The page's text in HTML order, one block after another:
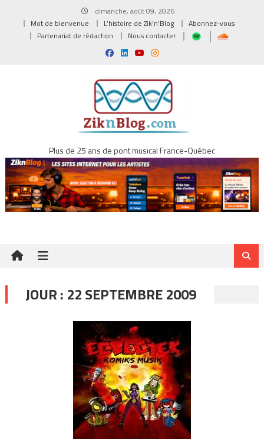
dimanche, août 09, 2026
Mot de bienvenue
L’histoire de Zik’n’Blog
Abonnez-vous
Partenariat de rédaction
Nous contacter
Plus de 25 ans de pont musical France-Québec
JOUR : 22 SEPTEMBRE 2009